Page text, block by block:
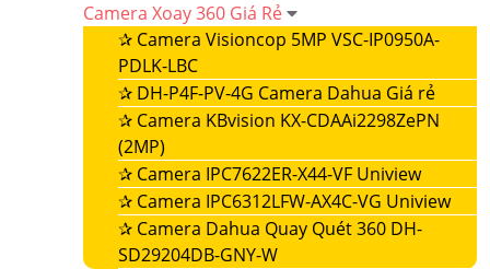
Camera Xoay 360 Giá Rẻ
✰ Camera Visioncop 5MP VSC-IP0950A-
PDLK-LBC
✰ DH-P4F-PV-4G Camera Dahua Giá rẻ
✰ Camera KBvision KX-CDAAi2298ZePN
(2MP)
✰ Camera IPC7622ER-X44-VF Uniview
✰ Camera IPC6312LFW-AX4C-VG Uniview
✰ Camera Dahua Quay Quét 360 DH-
SD29204DB-GNY-W